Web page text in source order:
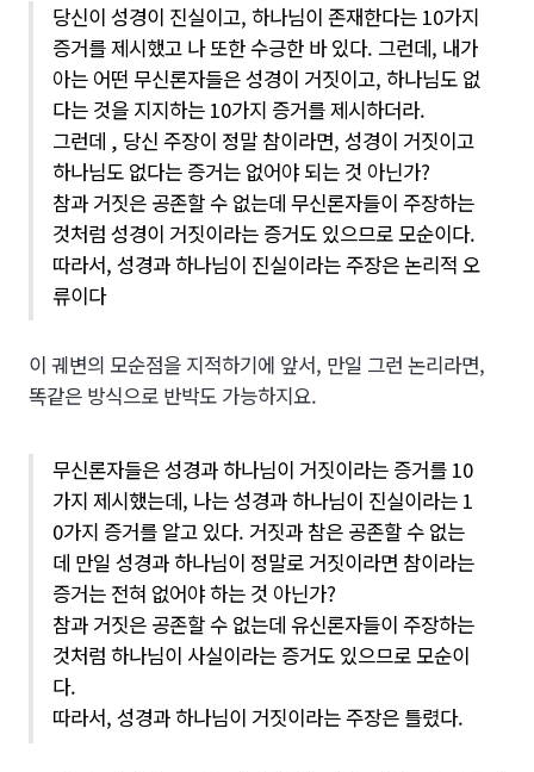
당신이 성경이 진실이고, 하나님이 존재한다는 10가지
증거를 제시했고 나 또한 수긍한 바 있다. 그런데, 내가
아는 어떤 무신론자들은 성경이 거짓이고, 하나님도 없
다는 것을 지지하는 10가지 증거를 제시하더라.
그런데 , 당신 주장이 정말 참이라면, 성경이 거짓이고
하나님도 없다는 증거는 없어야 되는 것 아닌가?
참과 거짓은 공존할 수 없는데 무신론자들이 주장하는
것처럼 성경이 거짓이라는 증거도 있으므로 모순이다.
따라서, 성경과 하나님이 진실이라는 주장은 논리적 오
류이다
이 궤변의 모순점을 지적하기에 앞서, 만일 그런 논리라면,
똑같은 방식으로 반박도 가능하지요.
무신론자들은 성경과 하나님이 거짓이라는 증거를 10
가지 제시했는데, 나는 성경과 하나님이 진실이라는 1
0가지 증거를 알고 있다. 거짓과 참은 공존할 수 없는
데 만일 성경과 하나님이 정말로 거짓이라면 참이라는
증거는 전혀 없어야 하는 것 아닌가?
참과 거짓은 공존할 수 없는데 유신론자들이 주장하는
것처럼 하나님이 사실이라는 증거도 있으므로 모순이
다.
따라서, 성경과 하나님이 거짓이라는 주장은 틀렸다.